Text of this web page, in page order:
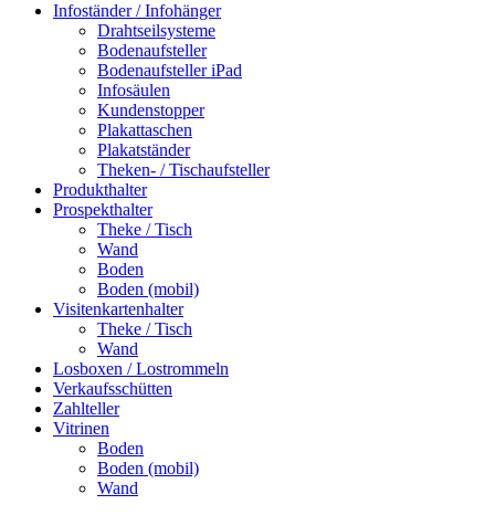
Infoständer / Infohänger
Drahtseilsysteme
Bodenaufsteller
Bodenaufsteller iPad
Infosäulen
Kundenstopper
Plakattaschen
Plakatständer
Theken- / Tischaufsteller
Produkthalter
Prospekthalter
Theke / Tisch
Wand
Boden
Boden (mobil)
Visitenkartenhalter
Theke / Tisch
Wand
Losboxen / Lostrommeln
Verkaufsschütten
Zahlteller
Vitrinen
Boden
Boden (mobil)
Wand